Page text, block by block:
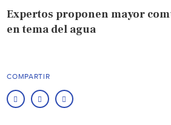
Expertos proponen mayor
en tema del agua
COMPARTIR